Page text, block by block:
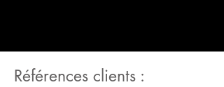
Références clients :